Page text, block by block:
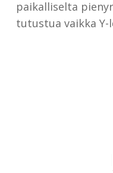
paikalliselta
tutustua vaikka